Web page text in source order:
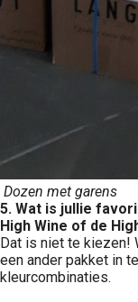
Dozen met garens
5. Wat is jullie
High Wine of de
Dat is niet te kiezen!
een ander pakket in
kleurcombinaties.